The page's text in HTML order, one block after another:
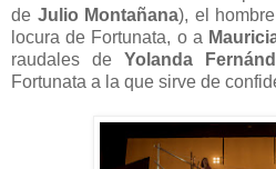
de Julio Montañana), el
locura de Fortunata, o a
raudales deYolanda
Fortunata a la que sirve de